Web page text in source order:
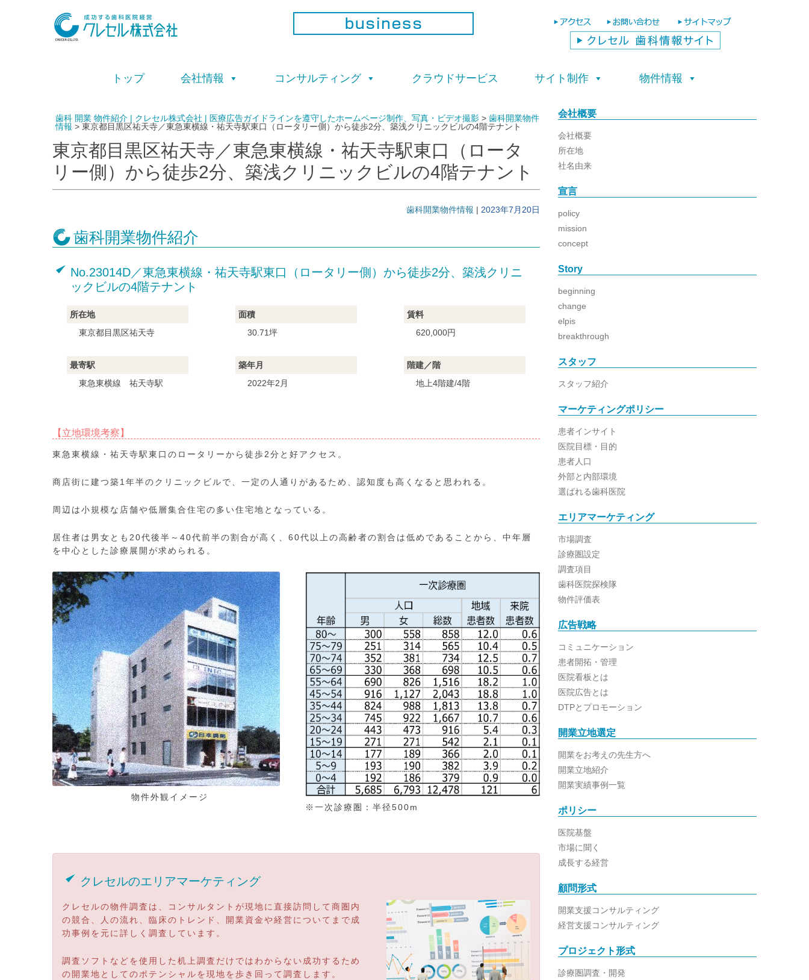
ス
キ
プ
トップ 会社情報 コンサルティング クラウドサービス サイト制作 物件情報
歯科 開業 物件紹介 | クレセル株式会社 | 医療広告ガイドラインを遵守したホームページ制作、写真・ビデオ撮影 > 歯科開業物件
情報 > 東京都目黒区祐天寺／東急東横線・祐天寺駅東口（ロータリー側）から徒歩2分、築浅クリニックビルの4階テナント
東京都目黒区祐天寺／東急東横線・祐天寺駅東口（ロータ
リー側）から徒歩2分、築浅クリニックビルの4階テナント
歯科開業物件情報 | 2023年7月20日
歯科開業物件紹介
No.23014D／東急東横線・祐天寺駅東口（ロータリー側）から徒歩2分、築浅クリニ
ックビルの4階テナント
所在地
東京都目黒区祐天寺
最寄駅
東急東横線 祐天寺駅
面積
30.71坪
築年月
2022年2月
賃料
620,000円
階建／階
地上4階建/4階
【立地環境考察】
東急東横線・祐天寺駅東口のロータリーから徒歩2分と好アクセス。
商店街に建つ築1年半のクリニックビルで、一定の人通りがあるため、認知度も高くなると思われる。
周辺は小規模な店舗や低層集合住宅の多い住宅地となっている。
居住者は男女とも20代後半～40代前半の割合が高く、60代以上の高齢者の割合は低めであることから、中年層
を中心とした診療展開が求められる。
物件外観イメージ
※一次診療圏：半径500m
クレセルのエリアマーケティング
クレセルの物件調査は、コンサルタントが現地に直接訪問して商圏内
の競合、人の流れ、臨床のトレンド、開業資金や経営についてまで成
功事例を元に詳しく調査しています。
調査ソフトなどを使用した机上調査だけではわからない成功するため
の開業地としてのポテンシャルを現地を歩き回って調査します。
会社概要
会社概要
所在地
社名由来
宣言
policy
mission
concept
Story
beginning
change
elpis
breakthrough
スタッフ
スタッフ紹介
マーケティングポリシー
患者インサイト
医院目標・目的
患者人口
外部と内部環境
選ばれる歯科医院
エリアマーケティング
市場調査
診療圏設定
調査項目
歯科医院探検隊
物件評価表
広告戦略
コミュニケーション
患者開拓・管理
医院看板とは
医院広告とは
DTPとプロモーション
開業立地選定
開業をお考えの先生方へ
開業立地紹介
開業実績事例一覧
ポリシー
医院基盤
市場に聞く
成長する経営
顧問形式
開業支援コンサルティング
経営支援コンサルティング
プロジェクト形式
診療圏調査・開発